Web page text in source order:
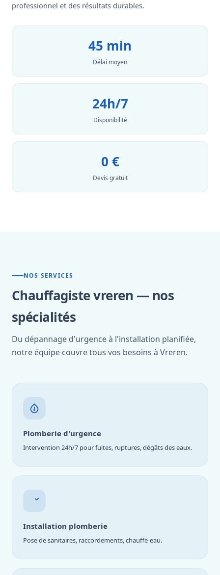
professionnel et des résultats durables.
45 min
Délai moyen
24h/7
Disponibilité
0 €
Devis gratuit
NOS SERVICES
Chauffagiste vreren — nos
spécialités
Du dépannage d'urgence à l'installation planifiée,
notre équipe couvre tous vos besoins à Vreren.
Plomberie d'urgence
Intervention 24h/7 pour fuites, ruptures, dégâts des eaux.
Installation plomberie
Pose de sanitaires, raccordements, chauffe-eau.